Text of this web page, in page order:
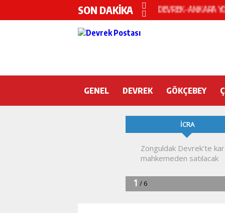
SON DAKİKA
Devrek KYK
DEVREK’TE
Devrek Engelsiz
DEVREK
GENEL DEVREK GÖKÇEBEY